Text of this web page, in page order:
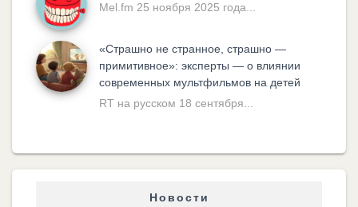
Mel.fm 25 ноября 2025 года...
«Cтрашно не странное, страшно —
примитивное»: эксперты — о влиянии
современных мультфильмов на детей
RT на русском 18 сентября...
Новости